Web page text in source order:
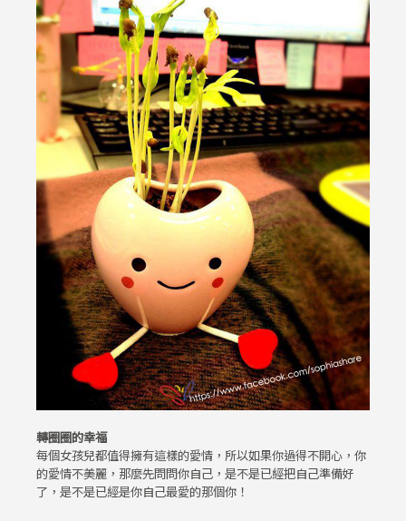
轉圈圈的幸福
每個女孩兒都值得擁有這樣的愛情，所以如果你過得不開心，你
的愛情不美麗，那麼先問問你自己，是不是已經把自己準備好
了，是不是已經是你自己最愛的那個你！